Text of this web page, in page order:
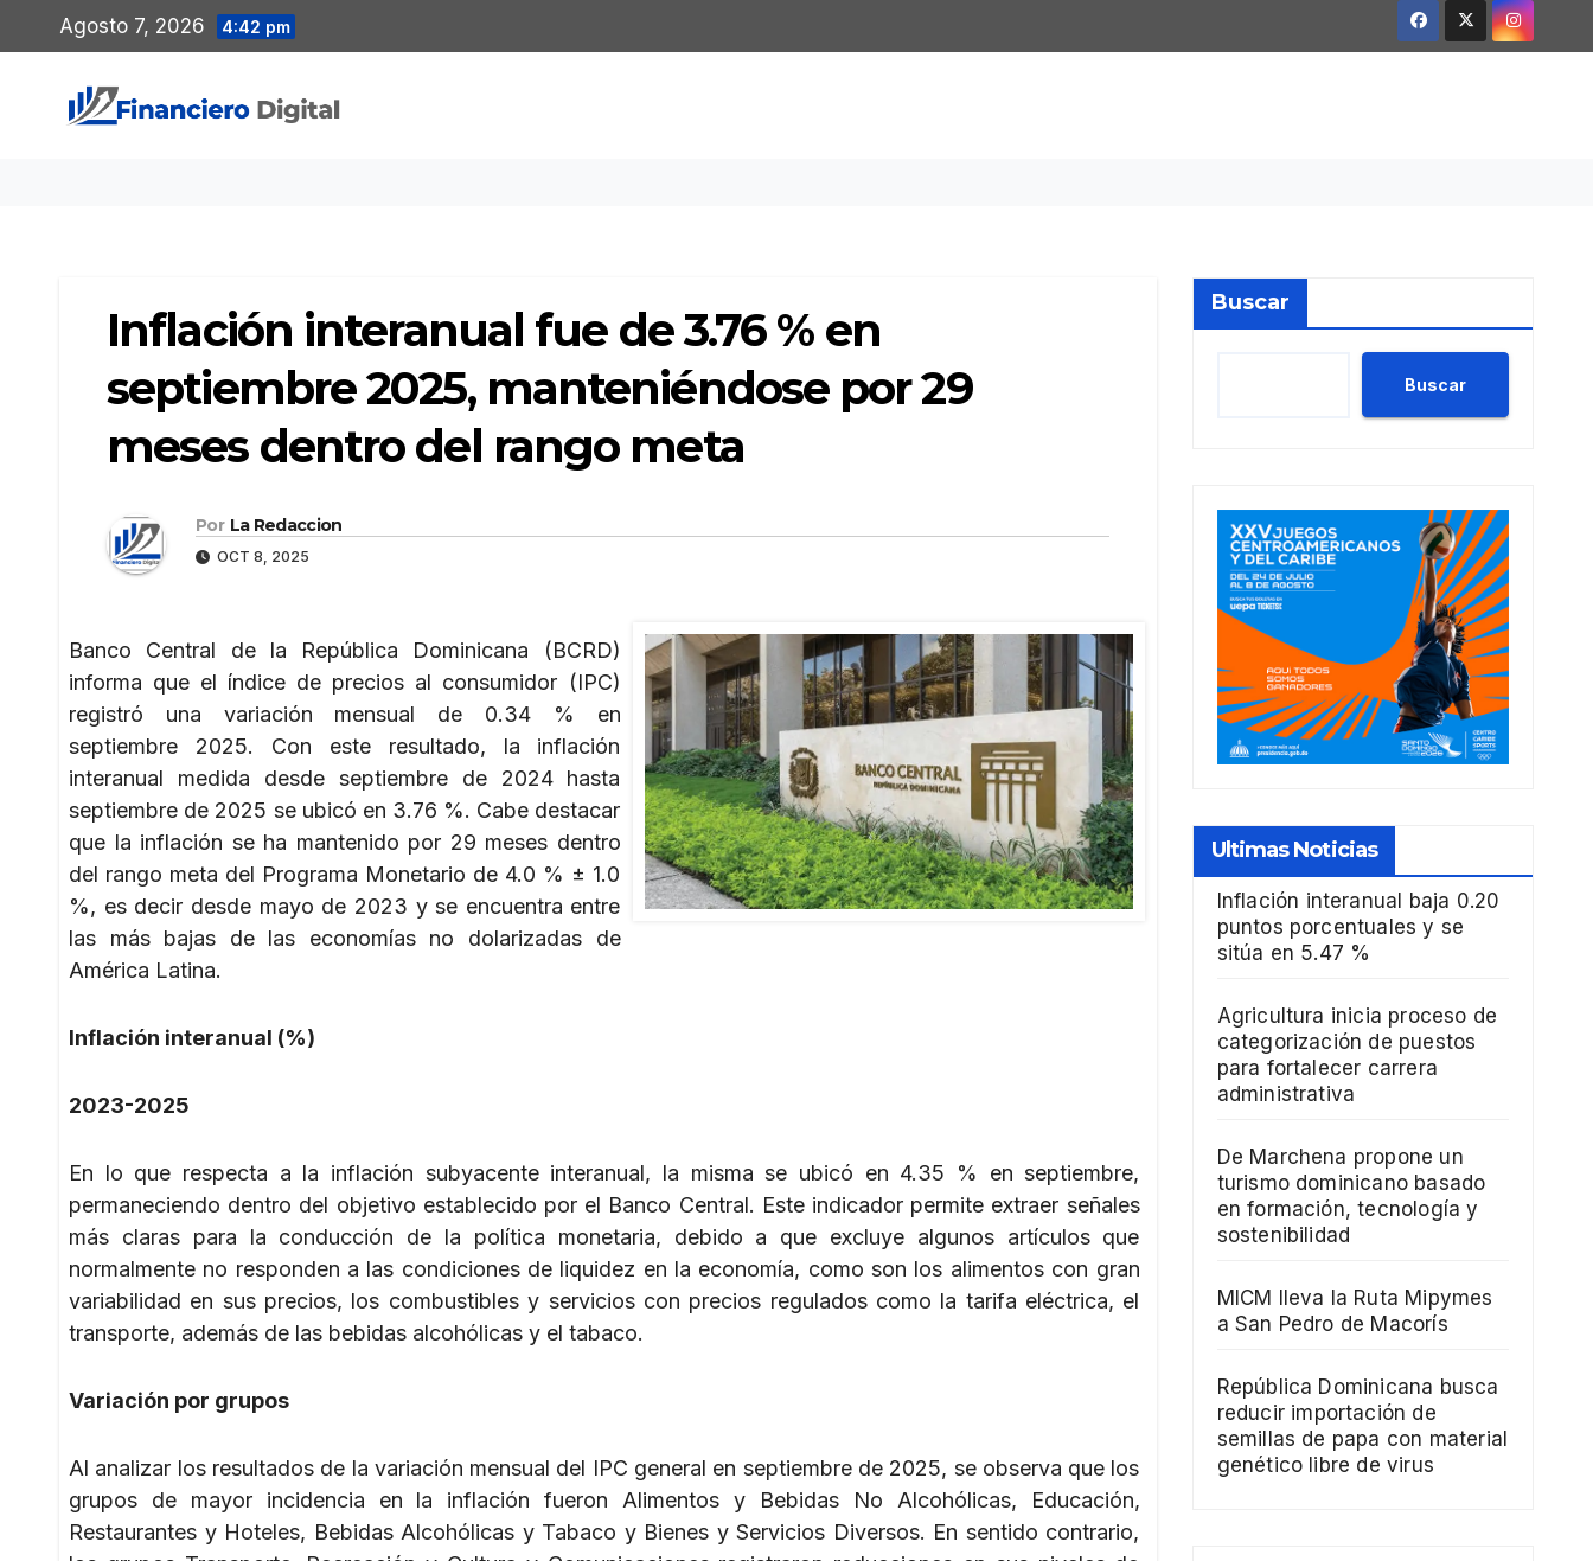
al
contenido
Agosto 7, 2026 4:42 pm
Inflación interanual fue de 3.76 % en
septiembre 2025, manteniéndose por 29
meses dentro del rango meta
Por La Redaccion
OCT 8, 2025
Banco Central de la República Dominicana (BCRD)
informa que el índice de precios al consumidor (IPC)
registró una variación mensual de 0.34 % en
septiembre 2025. Con este resultado, la inflación
interanual medida desde septiembre de 2024 hasta
septiembre de 2025 se ubicó en 3.76 %. Cabe destacar
que la inflación se ha mantenido por 29 meses dentro
del rango meta del Programa Monetario de 4.0 % ± 1.0
%, es decir desde mayo de 2023 y se encuentra entre
las más bajas de las economías no dolarizadas de
América Latina.
Inflación interanual (%)
2023-2025
En lo que respecta a la inflación subyacente interanual, la misma se ubicó en 4.35 % en septiembre,
permaneciendo dentro del objetivo establecido por el Banco Central. Este indicador permite extraer señales
más claras para la conducción de la política monetaria, debido a que excluye algunos artículos que
normalmente no responden a las condiciones de liquidez en la economía, como son los alimentos con gran
variabilidad en sus precios, los combustibles y servicios con precios regulados como la tarifa eléctrica, el
transporte, además de las bebidas alcohólicas y el tabaco.
Variación por grupos
Al analizar los resultados de la variación mensual del IPC general en septiembre de 2025, se observa que los
grupos de mayor incidencia en la inflación fueron Alimentos y Bebidas No Alcohólicas, Educación,
Restaurantes y Hoteles, Bebidas Alcohólicas y Tabaco y Bienes y Servicios Diversos. En sentido contrario,
Buscar
Buscar
Ultimas Noticias
Inflación interanual baja 0.20
puntos porcentuales y se
sitúa en 5.47 %
Agricultura inicia proceso de
categorización de puestos
para fortalecer carrera
administrativa
De Marchena propone un
turismo dominicano basado
en formación, tecnología y
sostenibilidad
MICM lleva la Ruta Mipymes
a San Pedro de Macorís
República Dominicana busca
reducir importación de
semillas de papa con material
genético libre de virus